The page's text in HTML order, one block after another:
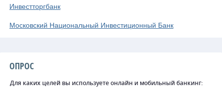
Инвестторгбанк
Московский Национальный Инвестиционный Банк
ОПРОС
Для каких целей вы используете онлайн и мобильный банкинг: